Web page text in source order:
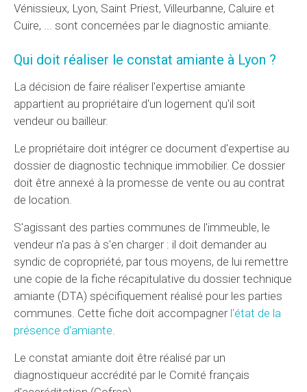
Vénissieux, Lyon, Saint Priest, Villeurbanne, Caluire et
Cuire, ... sont concernées par le diagnostic amiante.
Qui doit réaliser le constat amiante à Lyon ?
La décision de faire réaliser l'expertise amiante
appartient au propriétaire d'un logement qu'il soit
vendeur ou bailleur.
Le propriétaire doit intégrer ce document d'expertise au
dossier de diagnostic technique immobilier. Ce dossier
doit être annexé à la promesse de vente ou au contrat
de location.
S'agissant des parties communes de l'immeuble, le
vendeur n'a pas à s'en charger : il doit demander au
syndic de copropriété, par tous moyens, de lui remettre
une copie de la fiche récapitulative du dossier technique
amiante (DTA) spécifiquement réalisé pour les parties
communes. Cette fiche doit accompagner l'état de la
présence d'amiante
Le constat amiante doit être réalisé par un
diagnostiqueur accrédité par le Comité français